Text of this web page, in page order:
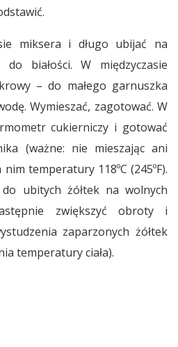
miksera i długo ubijać na
do białości. W międzyczasie
– do małego garnuszka
Wymieszać, zagotować. W
cukierniczy i gotować
(ważne: nie mieszając ani
temperatury 118ºC (245ºF).
ubitych żółtek na wolnych
zwiększyć obroty i
zaparzonych żółtek
temperatury ciała).